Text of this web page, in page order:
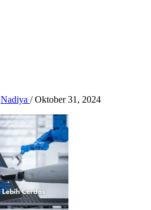
Nadiya /Oktober 31, 2024